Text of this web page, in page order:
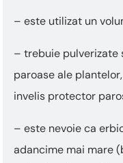
– este utilizat un
– trebuie pulverizate
paroase ale
invelis protector
– este nevoie ca
adancime mai mare